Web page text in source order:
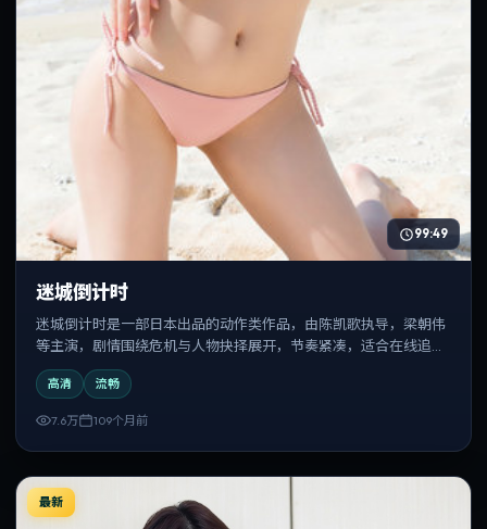
99:49
迷城倒计时
迷城倒计时是一部日本出品的动作类作品，由陈凯歌执导，梁朝伟
等主演，剧情围绕危机与人物抉择展开，节奏紧凑，适合在线追剧
与反复观看。
高清 流畅
7.6万 109个月前
最新